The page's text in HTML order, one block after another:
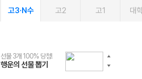
고3·N수 고2 고1 대
선물 3개 100% 당첨!
행운의 선물 뽑기
선물 100% 증정!
메가스터디 X 올리브
여름방학 스터디 캐시백
메가런 썸머스쿨
2027 러셀 단과
강사 공개선발
스마트러닝앱
설문 EVENT
메가패스
3일 무료 체험권
메가패스 수강생 무료혜택!
메가클럽 멤버십
사회공헌 캠페인
희망이룸 메가나눔